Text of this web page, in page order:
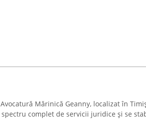
Mărinică Geanny, localizat în
complet de servicii juridice și se